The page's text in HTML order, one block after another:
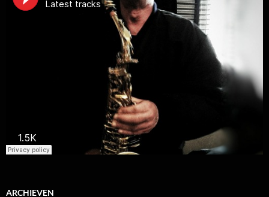
ARCHIEVEN